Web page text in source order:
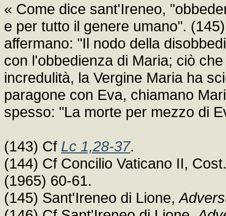
« Come dice sant'Ireneo,
e per tutto il genere umano".
affermano: "Il nodo della
con l'obbedienza di Maria; ciò
incredulità, la Vergine Maria ha
paragone con Eva, chiamano
spesso: "La morte per mezzo di
(143) Cf Lc 1,28-37.
(144) Cf Concilio Vaticano II,
(1965) 60-61.
(145) Sant'Ireneo di Lione,